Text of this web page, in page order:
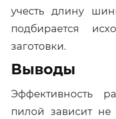
учесть длину
подбирается
заготовки.
Выводы
Эффективность
пилой зависит не